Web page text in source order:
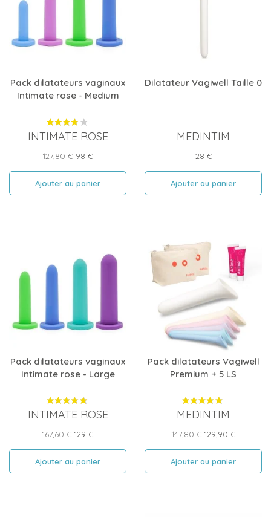
Pack dilatateurs vaginaux
Intimate rose - Medium
INTIMATE ROSE
Prix
127,80 € Prix
98 €
Ajouter au panier
Dilatateur Vagiwell Taille 0
MEDINTIM
Prix
28 €
Ajouter au panier
Pack dilatateurs vaginaux
Intimate rose - Large
INTIMATE ROSE
Prix
base
167,60 € Prix
129 €
Ajouter au panier
Pack dilatateurs Vagiwell
Premium + 5 LS
MEDINTIM
Prix
base
147,80 € Prix
129,90 €
Ajouter au panier